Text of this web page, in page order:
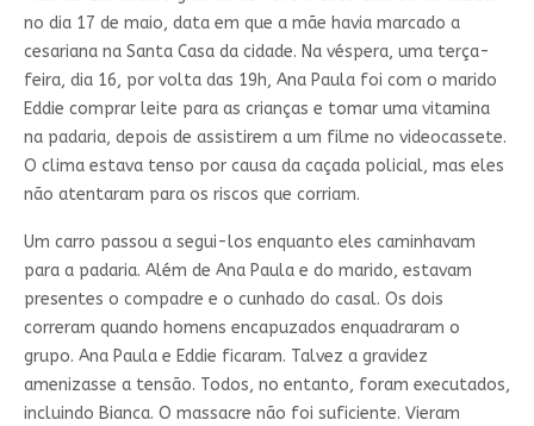
no dia 17 de maio, data em que a mãe havia marcado a
cesariana na Santa Casa da cidade. Na véspera, uma terça-
feira, dia 16, por volta das 19h, Ana Paula foi com o marido
Eddie comprar leite para as crianças e tomar uma vitamina
na padaria, depois de assistirem a um filme no videocassete.
O clima estava tenso por causa da caçada policial, mas eles
não atentaram para os riscos que corriam.
Um carro passou a segui-los enquanto eles caminhavam
para a padaria. Além de Ana Paula e do marido, estavam
presentes o compadre e o cunhado do casal. Os dois
correram quando homens encapuzados enquadraram o
grupo. Ana Paula e Eddie ficaram. Talvez a gravidez
amenizasse a tensão. Todos, no entanto, foram executados,
incluindo Bianca. O massacre não foi suficiente. Vieram